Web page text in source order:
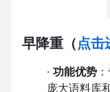
早降重 （点击
· 功能优势
庞大语料库